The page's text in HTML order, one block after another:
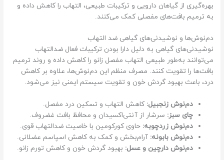
بهره‌گیری از گیاهان دارویی و ترکیبات طبیعی، التهاب را کاهش داده و
به ترمیم بافت‌های مفصلی کمک می‌کنند.
دم‌نوش‌ها و نوشیدنی‌های گیاهی ضد التهاب
نوشیدنی‌های گیاهی به دلیل دارا بودن ترکیبات فعال ضدالتهاب
می‌توانند به‌طور طبیعی التهاب مفصل زانو را کاهش داده و روند ترمیم
بافت‌ها را تقویت کنند. مصرف منظم این دم‌نوش‌ها، علاوه بر کاهش
درد، باعث بهبود گردش خون و تقویت سیستم ایمنی نیز می‌شود.
دم‌نوش زنجبیل: کاهش التهاب و تسکین درد مفصل.
چای سبز: سرشار از آنتی‌اکسیدان و محافظ بافت غضروف.
دم‌نوش زردچوبه: حاوی کورکومین با خاصیت ضدالتهاب قوی.
دم‌نوش بابونه: آرام‌بخش و کمک به کاهش اسپاسم عضلانی.
دم‌نوش دارچین و عسل: بهبود گردش خون و کاهش تورم زانو.